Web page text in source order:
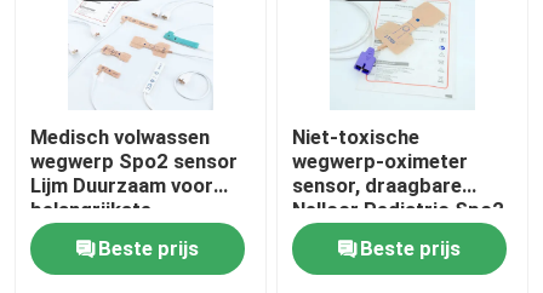
Medisch volwassen
wegwerp Spo2 sensor
Lijm Duurzaam voor
belangrijkste
merkmonitors
Beste prijs
Niet-toxische
wegwerp-oximeter
sensor, draagbare
Nellcor Pediatric Spo2
sensor.
Beste prijs